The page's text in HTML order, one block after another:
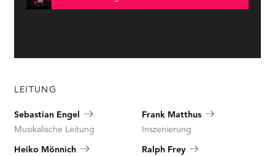
LEITUNG
Sebastian Engel
Musikalische Leitung
Frank Matthus
Inszenierung
Heiko Mönnich
Ralph Frey